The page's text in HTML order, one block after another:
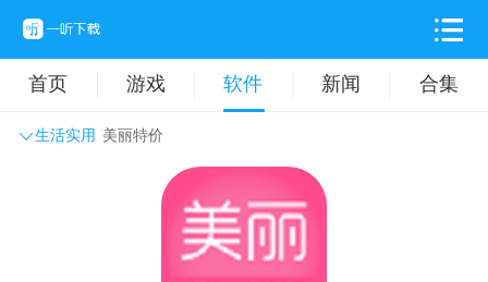
首页 游戏 软件 新闻 合集
生活实用 美丽特价
主题壁纸 旅游出行
拍摄美化 时尚购物